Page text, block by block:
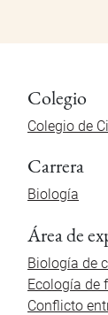
Colegio
Colegio de
Carrera
Biología
Área de
Biología de
Ecología de
Conflicto